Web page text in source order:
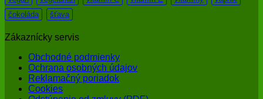
čokoláda
šťava
Zákaznícky servis
Obchodné podmienky
Ochrana osobných údajov
Reklamačný poriadok
Cookies